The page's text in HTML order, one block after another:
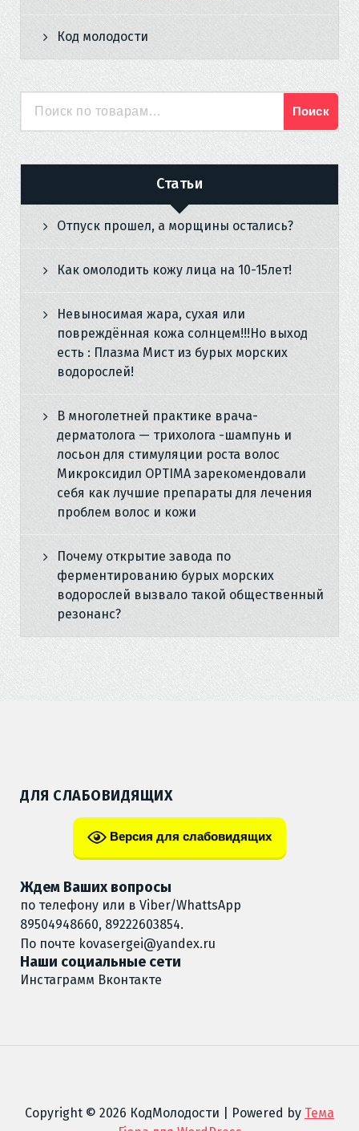
Код молодости
Поиск
Статьи
Отпуск прошел, а морщины остались?
Как омолодить кожу лица на 10-15лет!
Невыносимая жара, сухая или
повреждённая кожа солнцем!!!Но выход
есть : Плазма Мист из бурых морских
водорослей!
В многолетней практике врача-
дерматолога — трихолога -шампунь и
лосьон для стимуляции роста волос
Микроксидил OPTIMA зарекомендовали
себя как лучшие препараты для лечения
проблем волос и кожи
Почему открытие завода по
ферментированию бурых морских
водорослей вызвало такой общественный
резонанс?
ДЛЯ СЛАБОВИДЯЩИХ
Версия для слабовидящих
Ждем Ваших вопросы
по телефону или в Viber/WhattsApp
89504948660, 89222603854.
По почте kovasergei@yandex.ru
Наши социальные сети
Инстаграмм Вконтакте
Copyright © 2026 КодМолодости | Powered by Тема